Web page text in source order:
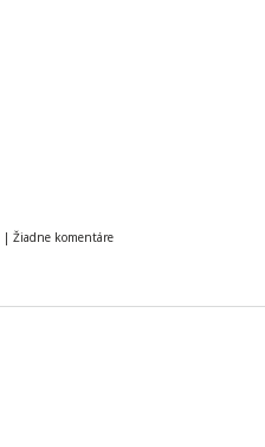
| Žiadne komentáre